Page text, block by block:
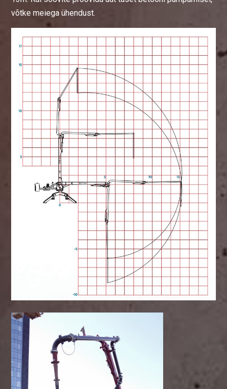
võtke meiega ühendust.